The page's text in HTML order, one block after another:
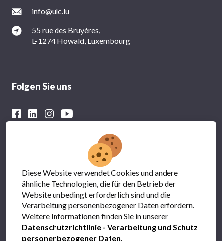
info@ulc.lu
55 rue des Bruyères,
L-1274 Howald, Luxembourg
Folgen Sie uns
Mit der finanziellen Unterstützung von
Diese Website verwendet Cookies und andere
ähnliche Technologien, die für den Betrieb der
Website unbedingt erforderlich sind und die
Verarbeitung personenbezogener Daten erfordern.
Weitere Informationen finden Sie in unserer
Datenschutzrichtlinie - Verarbeitung und Schutz
personenbezogener Daten.